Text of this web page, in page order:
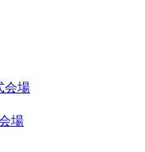
会場
場